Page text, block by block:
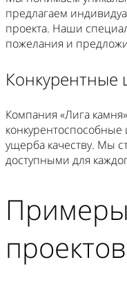
предлагаем
проекта. Наши
пожелания и
Конкурентные
Компания «Лига
ущерба качеству. Мы
доступными для
проектов